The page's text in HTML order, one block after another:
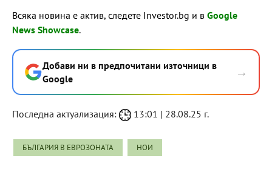
Всяка новина е актив, следете Investor.bg и в Google
News Showcase.
Добави ни в предпочитани източници в
Google
→
Последна актуализация: 13:01 | 28.08.25 г.
БЪЛГАРИЯ В ЕВРОЗОНАТА НОИ